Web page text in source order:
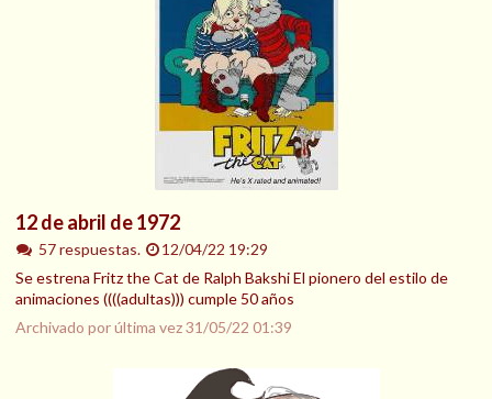
12 de abril de 1972
57 respuestas.
12/04/22 19:29
Se estrena Fritz the Cat de Ralph Bakshi El pionero del estilo de
animaciones ((((adultas))) cumple 50 años
Archivado por última vez31/05/22 01:39